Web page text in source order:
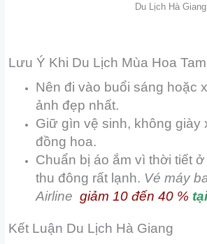
Du Lịch Hà Giang
Lưu Ý Khi Du Lịch Mùa Hoa
Nên đi vào buổi sáng hoặc
ảnh đẹp nhất.
Giữ gìn vệ sinh, không giày
đồng hoa.
Chuẩn bị áo ắm vì thời tiết
thu đông rất lạnh. Vé máy
Airline giảm 10 đến 40 %
Kết Luận Du Lịch Hà Giang